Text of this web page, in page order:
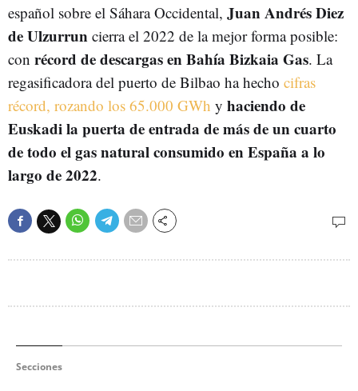
español sobre el Sáhara Occidental, Juan Andrés Diez
de Ulzurrun cierra el 2022 de la mejor forma posible:
con récord de descargas en Bahía Bizkaia Gas. La
regasificadora del puerto de Bilbao ha hecho cifras
récord, rozando los 65.000 GWh y haciendo de
Euskadi la puerta de entrada de más de un cuarto
de todo el gas natural consumido en España a lo
largo de 2022.
Secciones